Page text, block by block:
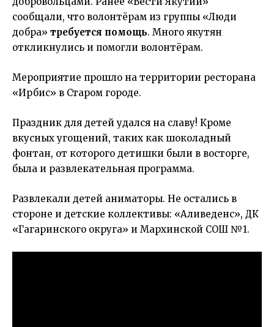
сообщали, что волонтёрам из группы «Люди
добра» требуется помощь. Много якутян
откликнулись и помогли волонтёрам.
Мероприятие прошло на территории ресторана
«Ирбис» в Старом городе.
Праздник для детей удался на славу! Кроме
вкусных угощений, таких как шоколадный
фонтан, от которого детишки были в восторге,
была и развлекательная программа.
Развлекали детей аниматоры. Не остались в
стороне и детские коллективы: «Аливеденс», ДК
«Гагаринского округа» и Мархинской СОШ №1.